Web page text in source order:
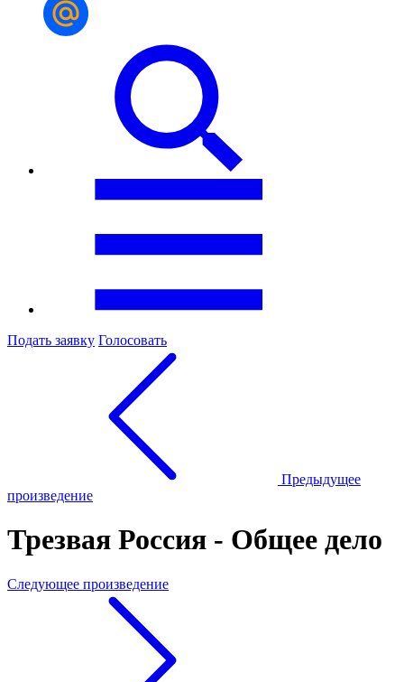
Подать заявку Голосовать
Предыдущее
произведение
Трезвая Россия - Общее дело
Следующее произведение